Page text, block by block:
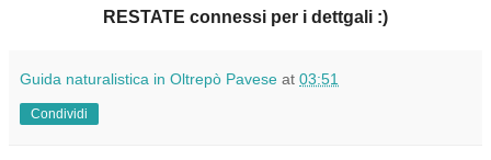
RESTATE connessi per i dettgali :)
Guida naturalistica in Oltrepò Pavese at 03:51
Condividi